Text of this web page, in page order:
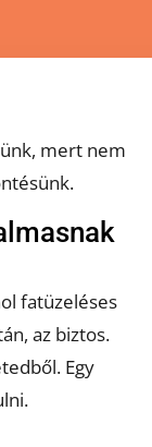
mert nem
fatüzeléses
az biztos.
Egy